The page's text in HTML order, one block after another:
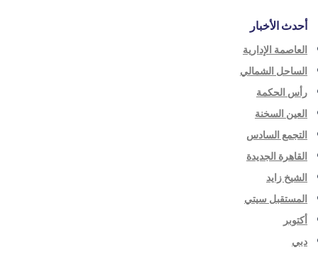
أحدث الأخبار
العاصمة الإدارية
الساحل الشمالي
رأس الحكمة
العين السخنة
التجمع السادس
القاهرة الجديدة
الشيخ زايد
المستقبل سيتي
أكتوبر
دبي